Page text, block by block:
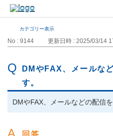
カテゴリー表示
No : 9144 更新日時 : 2025/03/14
DMやFAX、メールな
す。
DMやFAX、メールなどの配信